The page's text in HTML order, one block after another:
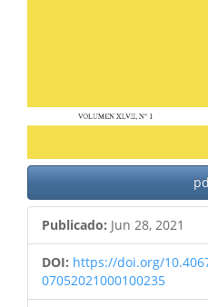
Publicado: Jun 28, 2021
DOI: https://doi.org/
07052021000100235